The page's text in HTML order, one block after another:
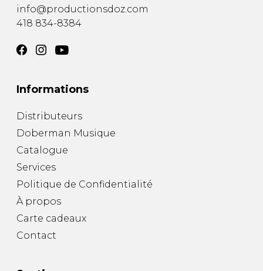
info@productionsdoz.com
418 834-8384
Informations
Distributeurs
Doberman Musique
Catalogue
Services
Politique de Confidentialité
À propos
Carte cadeaux
Contact